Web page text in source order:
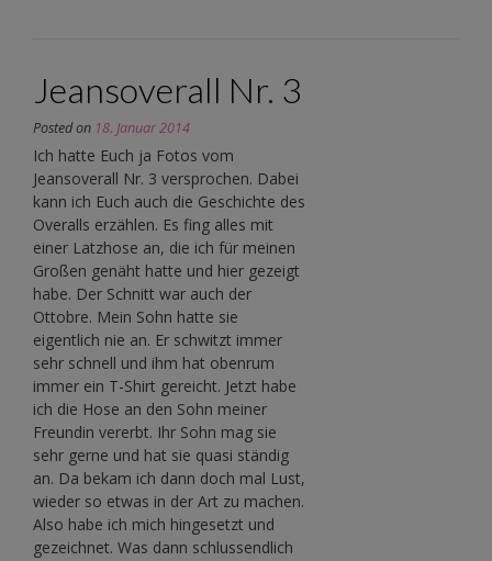
Jeansoverall Nr. 3
Posted on 18. Januar 2014
Ich hatte Euch ja Fotos vom
Jeansoverall Nr. 3 versprochen. Dabei
kann ich Euch auch die Geschichte des
Overalls erzählen. Es fing alles mit
einer Latzhose an, die ich für meinen
Großen genäht hatte und hier gezeigt
habe. Der Schnitt war auch der
Ottobre. Mein Sohn hatte sie
eigentlich nie an. Er schwitzt immer
sehr schnell und ihm hat obenrum
immer ein T-Shirt gereicht. Jetzt habe
ich die Hose an den Sohn meiner
Freundin vererbt. Ihr Sohn mag sie
sehr gerne und hat sie quasi ständig
an. Da bekam ich dann doch mal Lust,
wieder so etwas in der Art zu machen.
Also habe ich mich hingesetzt und
gezeichnet. Was dann schlussendlich